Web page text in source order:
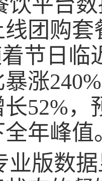
团购
节日临
涨
52%
年峰值
业版数